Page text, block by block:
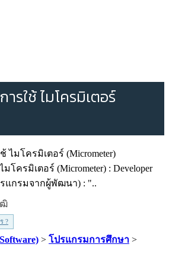
รใช้ ไมโครมิเตอร์
ครมิเตอร์ (Micrometer) : Developer
รแกรมจากผู้พัฒนา) : "..
?
> โปรแกรมการศึกษา >